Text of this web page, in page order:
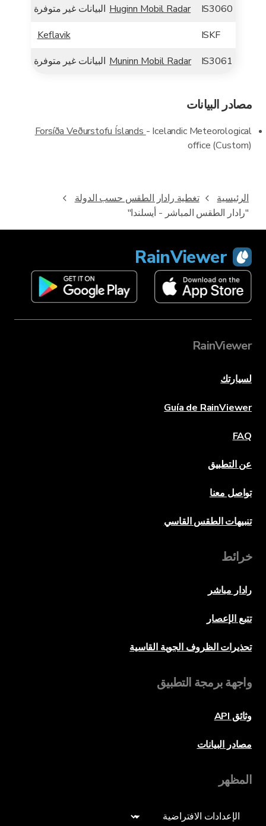
IS3060
Huginn Mobil Radar البيانات غير متوفرة
ISKF
Keflavik
IS3061
Muninn Mobil Radar البيانات غير متوفرة
مصادر البيانات
Forsíða Veðurstofu Íslands - Icelandic Meteorological
office (Custom)
الرئيسية
تغطية رادار الطقس حسب الدولة
"رادار الطقس المباشر - أيسلندا"
RainViewer
RainViewer
لسيارتك
Guía de RainViewer
FAQ
عن التطبيق
تواصل معنا
تنبيهات الطقس القاسي
خرائط
رادار مباشر
تتبع الإعصار
تحذيرات الظروف الجوية القاسية
واجهة برمجة التطبيق
وثائق API
مصادر البيانات
المظهر